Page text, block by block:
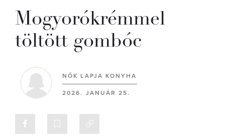
Mogyorókrémmel
töltött gombóc
NŐK LAPJA KONYHA
2026. JANUÁR 25.